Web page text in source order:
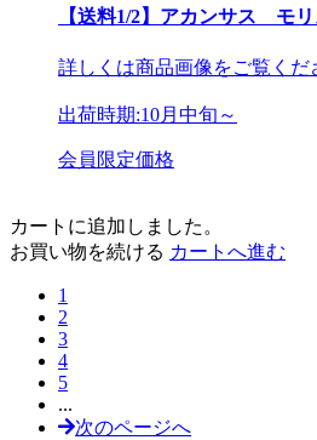
【送料1/2】アカンサス モ
詳しくは商品画像をご覧くだ
出荷時期:10月中旬～
会員限定価格
カートに追加しました。
お買い物を続ける カートへ進む
1
2
3
4
5
...
次のページへ